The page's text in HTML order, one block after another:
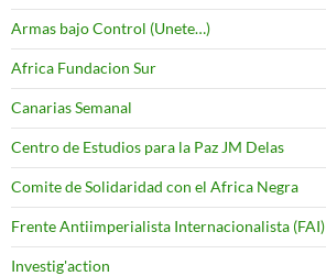
Armas bajo Control (Unete…)
Africa Fundacion Sur
Canarias Semanal
Centro de Estudios para la Paz JM Delas
Comite de Solidaridad con el Africa Negra
Frente Antiimperialista Internacionalista (FAI)
Investig'action